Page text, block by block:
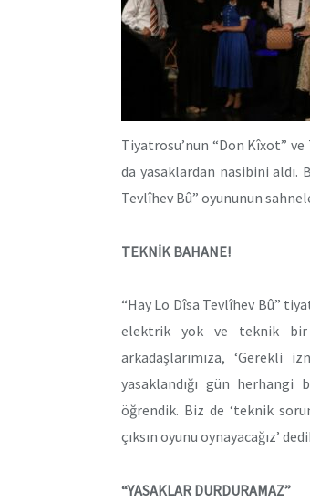
Tiyatrosu’nun “Don Kîxot” ve
da yasaklardan nasibini aldı.
Tevlîhev Bû” oyununun
TEKNİK BAHANE!
“Hay Lo Dîsa Tevlîhev Bû”
elektrik yok ve teknik bir
arkadaşlarımıza, ‘Gerekli
yasaklandığı gün herhangi
öğrendik. Biz de ‘teknik
çıksın oyunu oynayacağız’
“YASAKLAR DURDURAMAZ”